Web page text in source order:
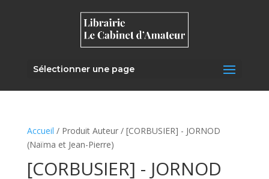
Sélectionner une page
Accueil / Produit Auteur / [CORBUSIER] - JORNOD
(Naïma et Jean-Pierre)
[CORBUSIER] - JORNOD